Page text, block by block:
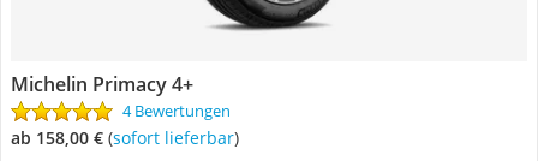
Michelin Primacy 4+
4 Bewertungen
ab 158,00 € ( Sofort lieferbar)